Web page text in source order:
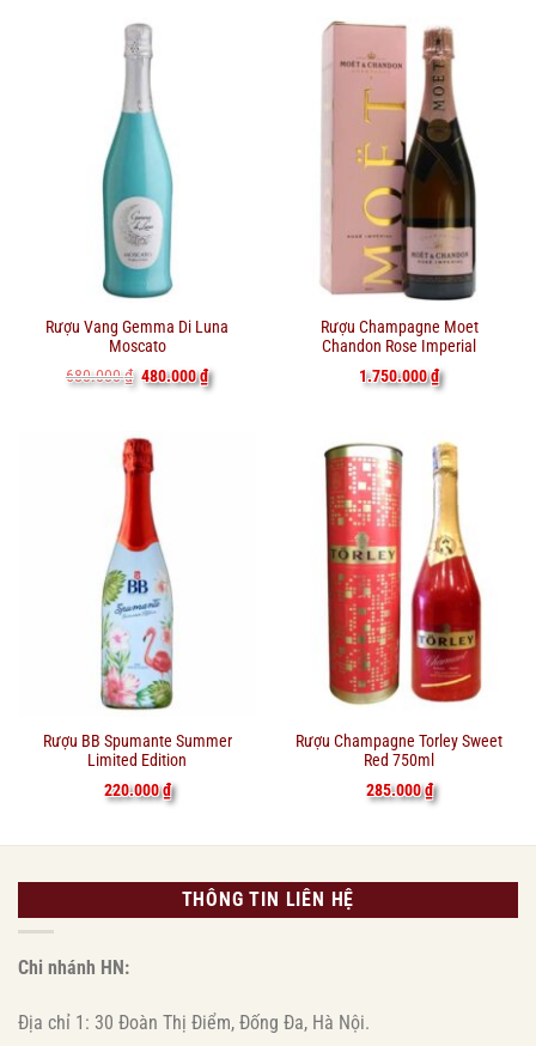
Rượu Vang Gemma Di Luna
Moscato
680.000₫ Giá
gốc
480.000₫Giá
hiện
Rượu Champagne Moet
Chandon Rose Imperial
1.750.000₫
Rượu BB Spumante Summer
Limited Edition
220.000₫
Rượu Champagne Torley Sweet
Red 750ml
285.000₫
THÔNG TIN LIÊN HỆ
Chi nhánh HN:
Địa chỉ 1: 30 Đoàn Thị Điểm, Đống Đa, Hà Nội.